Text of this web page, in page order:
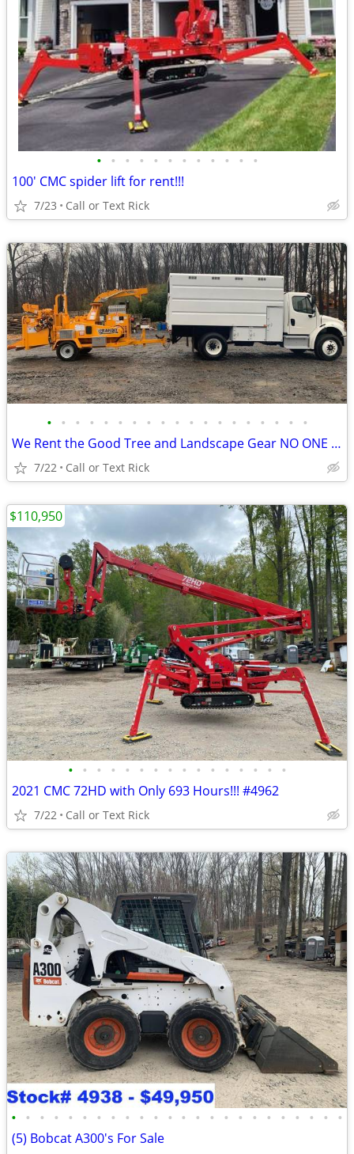
• • • • • • • • • • • •
100' CMC spider lift for rent!!!
7/23 Call or Text Rick
• • • • • • • • • • • • • • • • • • •
We Rent the Good Tree and Landscape Gear NO ONE Else Does
7/22 Call or Text Rick
• • • • • • • • • • • • • • • •
2021 CMC 72HD with Only 693 Hours!!! #4962
7/22 Call or Text Rick
$110,950
• • • • • • • • • • • • • • • • • • • • • • • •
(5) Bobcat A300's For Sale